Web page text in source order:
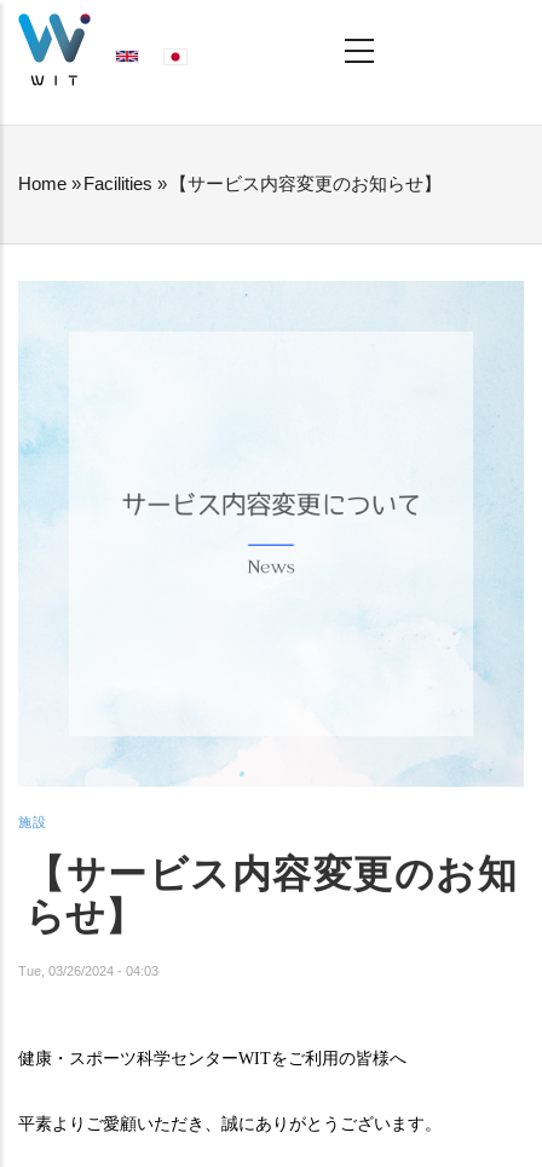
Skip
NAVIGATION
BREADCRUMB
Home »Facilities » 【サービス内容変更のお知らせ】
施設
【サービス内容変更のお知
らせ】
Tue, 03/26/2024 - 04:03
健康・スポーツ科学センターWITをご利用の皆様へ
平素よりご愛顧いただき、誠にありがとうございます。